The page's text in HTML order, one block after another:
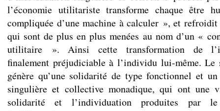
l’économie utilitariste transforme chaque être
compliquée d’une machine à calculer », et
qui sont de plus en plus menées au nom d’un «
utilitaire ». Ainsi cette transformation de
finalement préjudiciable à l’individu lui-même. Le
génère qu’une solidarité de type fonctionnel et
singulière et collective monadique, qui ont une
solidarité et l’individuation produites par le